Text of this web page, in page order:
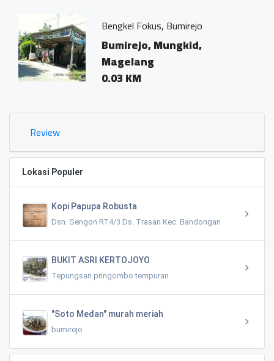
Bengkel Fokus, Bumirejo
Bumirejo, Mungkid,
Magelang
0.03 KM
Review
Lokasi Populer
Kopi Papupa Robusta
Dsn. Sengon RT4/3 Ds. Trasan Kec. Bandongan
BUKIT ASRI KERTOJOYO
Tepungsari pringombo tempuran
"Soto Medan" murah meriah
bumirejo